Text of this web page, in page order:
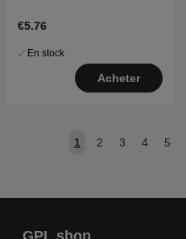
€5.76
En stock
Acheter
1 2 3 4 5
GPL shop